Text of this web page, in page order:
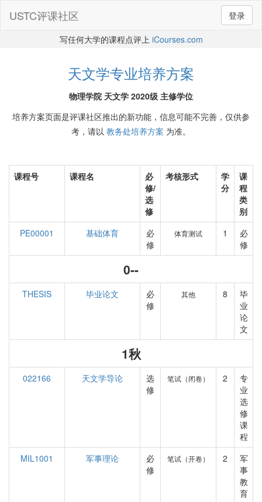
登录
USTC评课社区
写任何大学的课程点评上 iCourses.com
天文学专业培养方案
物理学院 天文学 2020级 主修学位
培养方案页面是评课社区推出的新功能，信息可能不完善，仅供参
考，请以 教务处培养方案 为准。
课程号 课程名
必
修/
选
修
考核形式
学
分
课
程
类
别
PE00001
基础体育
必
修
体育测试 1
必
修
0--
THESIS 毕业论文
必
修
其他 8
毕
业
论
文
1秋
022166 天文学导论
选
修
笔试（闭卷） 2
专
业
选
修
课
程
MIL1001
军事理论
必
修
笔试（开卷） 2
军
事
教
育